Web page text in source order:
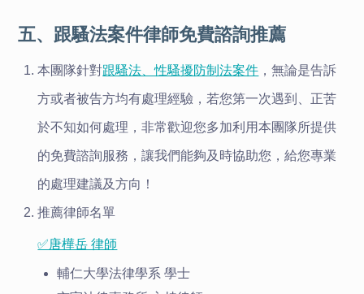
五、跟騷法案件律師免費諮詢推薦
本團隊針對跟騷法、性騷擾防制法案件 ，無論是告訴
方或者被告方均有處理經驗，若您第一次遇到、正苦
於不知如何處理，非常歡迎您多加利用本團隊所提供
的免費諮詢服務，讓我們能夠及時協助您，給您專業
的處理建議及方向！
推薦律師名單
✅唐樺岳 律師
輔仁大學法律學系 學士